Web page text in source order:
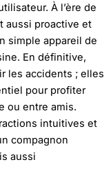
À l’ère de
aussi proactive et
simple appareil de
En définitive,
les accidents ; elles
pour profiter
ou entre amis.
intuitives et
compagnon
aussi